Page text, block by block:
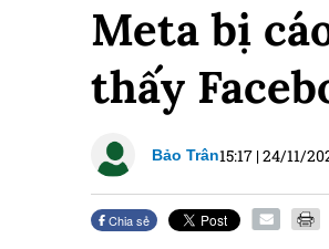
Meta bị
thấy
Bảo Trân15:17 |24/11/
Chia sẻ